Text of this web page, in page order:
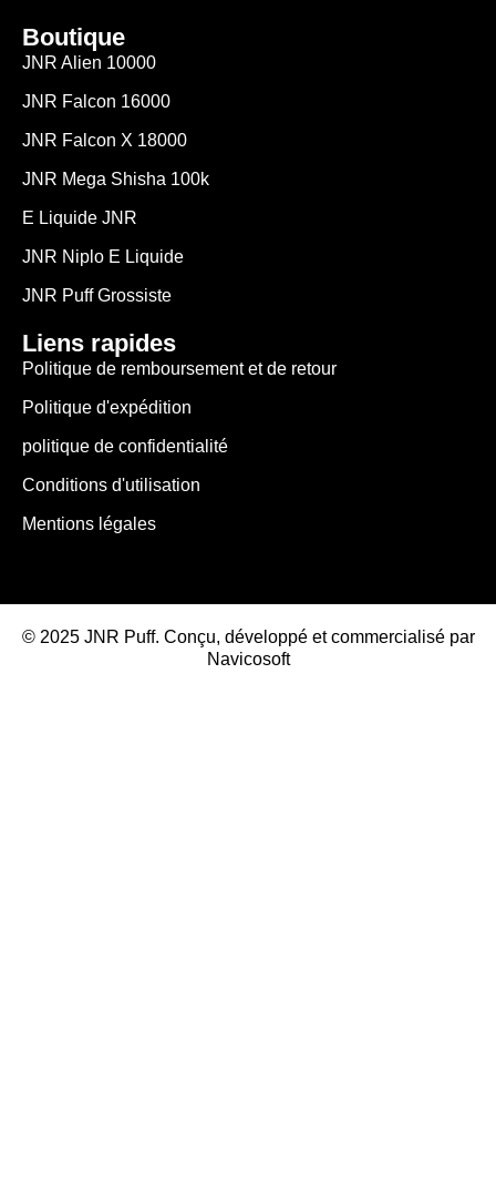
Boutique
JNR Alien 10000
JNR Falcon 16000
JNR Falcon X 18000
JNR Mega Shisha 100k
E Liquide JNR
JNR Niplo E Liquide
JNR Puff Grossiste
Liens rapides
Politique de remboursement et de retour
Politique d'expédition
politique de confidentialité
Conditions d'utilisation
Mentions légales
© 2025 JNR Puff. Conçu, développé et commercialisé par
Navicosoft